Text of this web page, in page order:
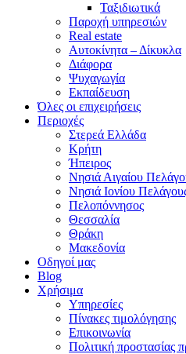
Ταξιδιωτικά
Παροχή υπηρεσιών
Real estate
Αυτοκίνητα – Δίκυκλα
Διάφορα
Ψυχαγωγία
Εκπαίδευση
Όλες οι επιχειρήσεις
Περιοχές
Στερεά Ελλάδα
Κρήτη
Ήπειρος
Νησιά Αιγαίου
Νησιά Ιονίου
Πελοπόννησος
Θεσσαλία
Θράκη
Μακεδονία
Οδηγοί μας
Blog
Χρήσιμα
Υπηρεσίες
Πίνακες τιμολόγησης
Επικοινωνία
Πολιτική προστασίας